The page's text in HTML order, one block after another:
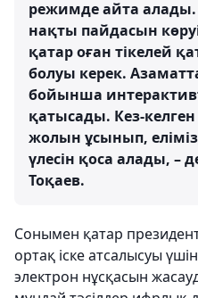
режимде айта
нақты пайдасын
қатар оған тікелей
болуы керек.
бойынша
қатысады. Кез-
жолын ұсынып,
үлесін қоса алады, –
Тоқаев.
Сонымен қатар
ортақ іске атсалысуы
электрон нұсқасын